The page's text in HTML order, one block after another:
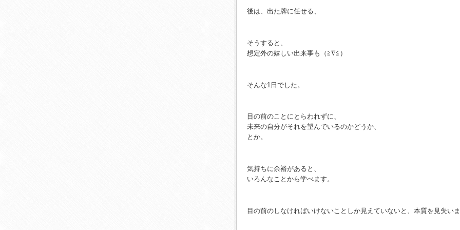
後は、出た牌に任せる、
そうすると、
想定外の嬉しい出来事も（≧∇≦）
そんな1日でした。
目の前のことにとらわれずに、
未来の自分がそれを望んでいるのかどうか、
とか。
気持ちに余裕があると、
いろんなことから学べます。
目の前のしなければいけないことしか見えていないと、本質を見失い